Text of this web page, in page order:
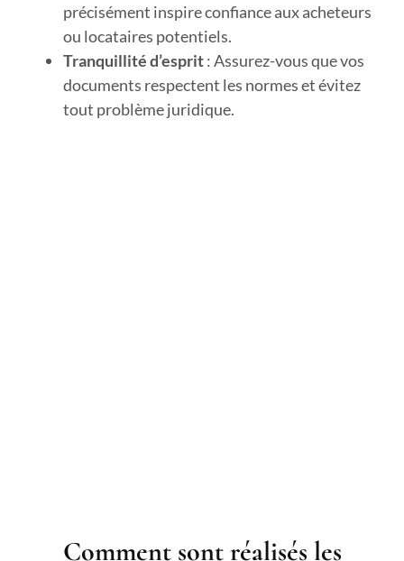
précisément inspire confiance aux acheteurs
ou locataires potentiels.
Tranquillité d’esprit: Assurez-vous que vos
documents respectent les normes et évitez
tout problème juridique.
Comment sont réalisés les